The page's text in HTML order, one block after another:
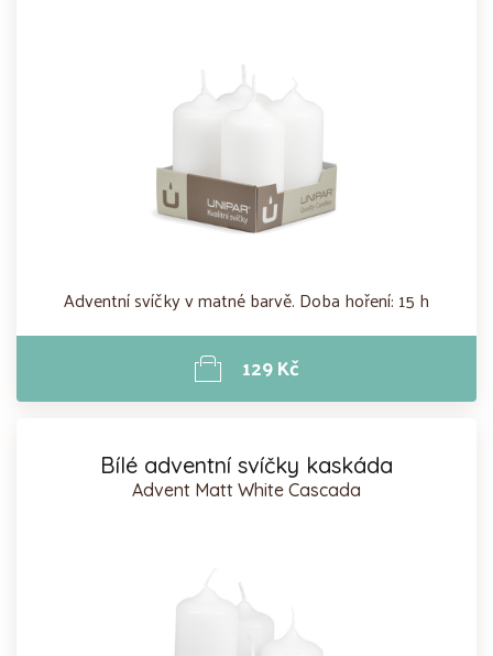
Adventní svíčky v matné barvě. Doba hoření: 15 h
129 Kč
Bílé adventní svíčky kaskáda
Advent Matt White Cascada